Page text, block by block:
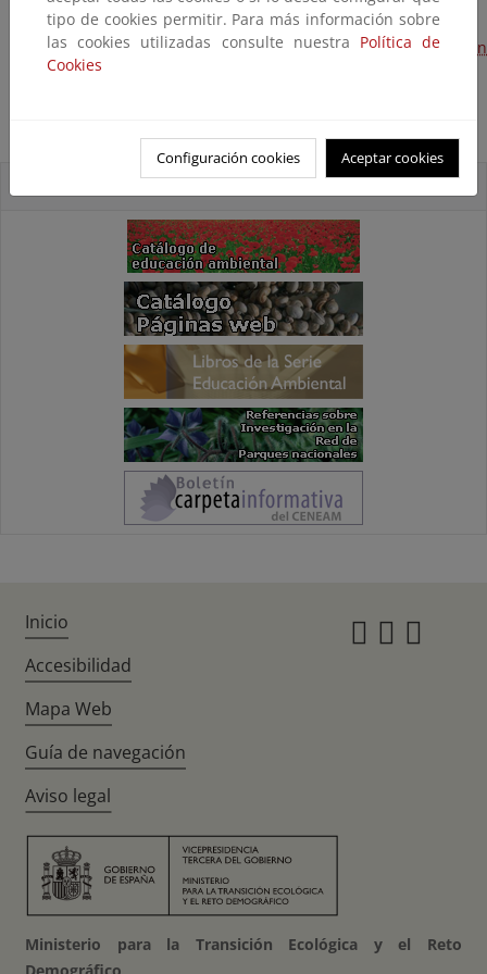
La perspectiva educativa del voluntariado ambiental
Publicaciones especializadas en educación y comunicación
ambiental
tipo de cookies permitir. Para más información sobre
las cookies utilizadas consulte nuestra Política de
Cookies
Configuración cookies Aceptar cookies
Inicio
Accesibilidad
Mapa Web
Guía de navegación
Aviso legal
Ministerio para la Transición Ecológica y el Reto